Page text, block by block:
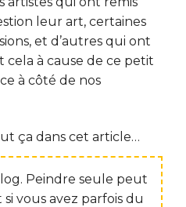
leur art, certaines
et d’autres qui ont
à cause de ce petit
à côté de nos
ça dans cet article…
Peindre seule peut
vous avez parfois du